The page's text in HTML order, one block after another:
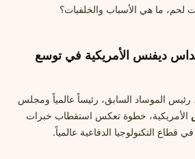
ما هي الأسباب والخلفيات؟
ديفنس الأمريكية في توسع
رئيس الموساد السابق، رئيساً عالمياً ومجلس
الأمريكية، خطوة تعكس استقطاب خبرات
قطاع التكنولوجيا الدفاعية عالمياً.